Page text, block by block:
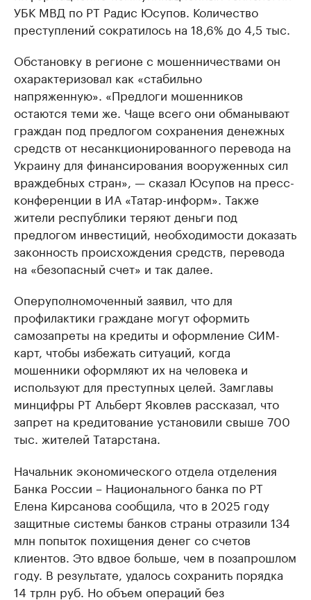
УБК МВД по РТ Радис Юсупов. Количество
преступлений сократилось на 18,6% до 4,5 тыс.
Обстановку в регионе с мошенничествами он
охарактеризовал как «стабильно
напряженную». «Предлоги мошенников
остаются теми же. Чаще всего они обманывают
граждан под предлогом сохранения денежных
средств от несанкционированного перевода на
Украину для финансирования вооруженных сил
враждебных стран», — сказал Юсупов на пресс-
конференции в ИА «Татар-информ». Также
жители республики теряют деньги под
предлогом инвестиций, необходимости доказать
законность происхождения средств, перевода
на «безопасный счет» и так далее.
Оперуполномоченный заявил, что для
профилактики граждане могут оформить
самозапреты на кредиты и оформление СИМ-
карт, чтобы избежать ситуаций, когда
мошенники оформляют их на человека и
используют для преступных целей. Замглавы
минцифры РТ Альберт Яковлев рассказал, что
запрет на кредитование установили свыше 700
тыс. жителей Татарстана.
Начальник экономического отдела отделения
Банка России – Национального банка по РТ
Елена Кирсанова сообщила, что в 2025 году
защитные системы банков страны отразили 134
млн попыток похищения денег со счетов
клиентов. Это вдвое больше, чем в позапрошлом
году. В результате, удалось сохранить порядка
14 трлн руб. Но объем операций без